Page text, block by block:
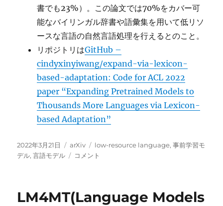
書でも23%）。この論文では70%をカバー可
能なバイリンガル辞書や語彙集を用いて低リソ
ースな言語の自然言語処理を行えるとのこと。
リポジトリはGitHub –
cindyxinyiwang/expand-via-lexicon-
based-adaptation: Code for ACL 2022
paper “Expanding Pretrained Models to
Thousands More Languages via Lexicon-
based Adaptation”
投
稿
2022年3月21日
カ
テ
arXiv
タ
グ
low-resource language,事前学習モ
デル,言語モデル
Lexicon
た
コメント
LM4MT(Language Models